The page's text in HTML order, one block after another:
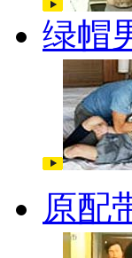
绿帽
原配